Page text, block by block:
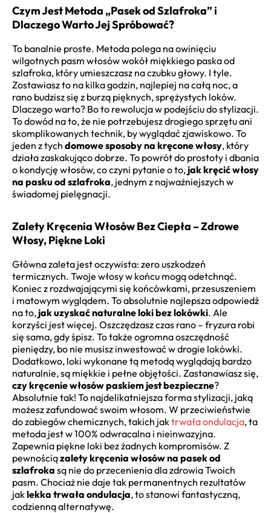
Czym Jest Metoda „Pasek od Szlafroka” i
Dlaczego Warto Jej Spróbować?
To banalnie proste. Metoda polega na owinięciu
wilgotnych pasm włosów wokół miękkiego paska od
szlafroka, który umieszczasz na czubku głowy. I tyle.
Zostawiasz to na kilka godzin, najlepiej na całą noc, a
rano budzisz się z burzą pięknych, sprężystych loków.
Dlaczego warto? Bo to rewolucja w podejściu do stylizacji.
To dowód na to, że nie potrzebujesz drogiego sprzętu ani
skomplikowanych technik, by wyglądać zjawiskowo. To
jeden z tych domowe sposoby na kręcone włosy, który
działa zaskakująco dobrze. To powrót do prostoty i dbania
o kondycję włosów, co czyni pytanie o to, jak kręcić włosy
na pasku od szlafroka, jednym z najważniejszych w
świadomej pielęgnacji.
Zalety Kręcenia Włosów Bez Ciepła – Zdrowe
Włosy, Piękne Loki
Główna zaleta jest oczywista: zero uszkodzeń
termicznych. Twoje włosy w końcu mogą odetchnąć.
Koniec z rozdwajającymi się końcówkami, przesuszeniem
i matowym wyglądem. To absolutnie najlepsza odpowiedź
na to, jak uzyskać naturalne loki bez lokówki. Ale
korzyści jest więcej. Oszczędzasz czas rano – fryzura robi
się sama, gdy śpisz. To także ogromna oszczędność
pieniędzy, bo nie musisz inwestować w drogie lokówki.
Dodatkowo, loki wykonane tą metodą wyglądają bardzo
naturalnie, są miękkie i pełne objętości. Zastanawiasz się,
czy kręcenie włosów paskiem jest bezpieczne?
Absolutnie tak! To najdelikatniejsza forma stylizacji, jaką
możesz zafundować swoim włosom. W przeciwieństwie
do zabiegów chemicznych, takich jaktrwała ondulacja, ta
metoda jest w 100% odwracalna i nieinwazyjna.
Zapewnia piękne loki bez żadnych kompromisów. Z
pewnościązalety kręcenia włosów na pasek od
szlafroka są nie do przecenienia dla zdrowia Twoich
pasm. Chociaż nie daje tak permanentnych rezultatów
jaklekka trwała ondulacja, to stanowi fantastyczną,
codzienną alternatywę.